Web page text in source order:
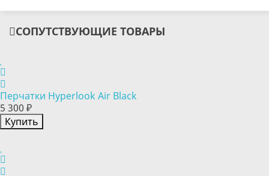
СОПУТСТВУЮЩИЕ ТОВАРЫ
Перчатки Hyperlook Air Black
5 300 ₽
Купить